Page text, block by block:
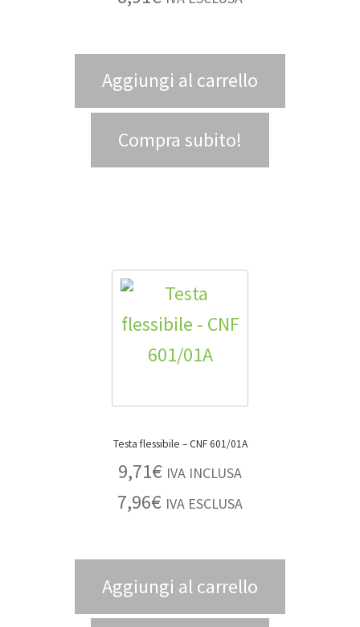
Aggiungi al carrello
Compra subito!
Testa flessibile – CNF 601/01A
9,71€ IVA INCLUSA
7,96€ IVA ESCLUSA
Aggiungi al carrello